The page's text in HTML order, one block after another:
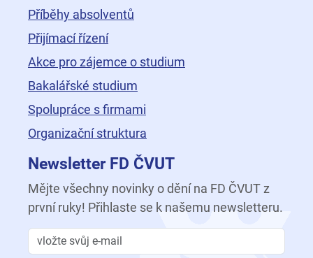
Příběhy absolventů
Přijímací řízení
Akce pro zájemce o studium
Bakalářské studium
Spolupráce s firmami
Organizační struktura
Newsletter FD ČVUT
Mějte všechny novinky o dění na FD ČVUT z
první ruky! Přihlaste se k našemu newsletteru.